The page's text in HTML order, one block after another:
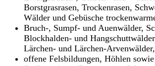
Borstgrasrasen, Trockenrasen,
Wälder und Gebüsche
Bruch-, Sumpf- und Auenwälder,
Blockhalden- und
Lärchen- und Lärchen-Arvenwälder,
offene Felsbildungen, Höhlen